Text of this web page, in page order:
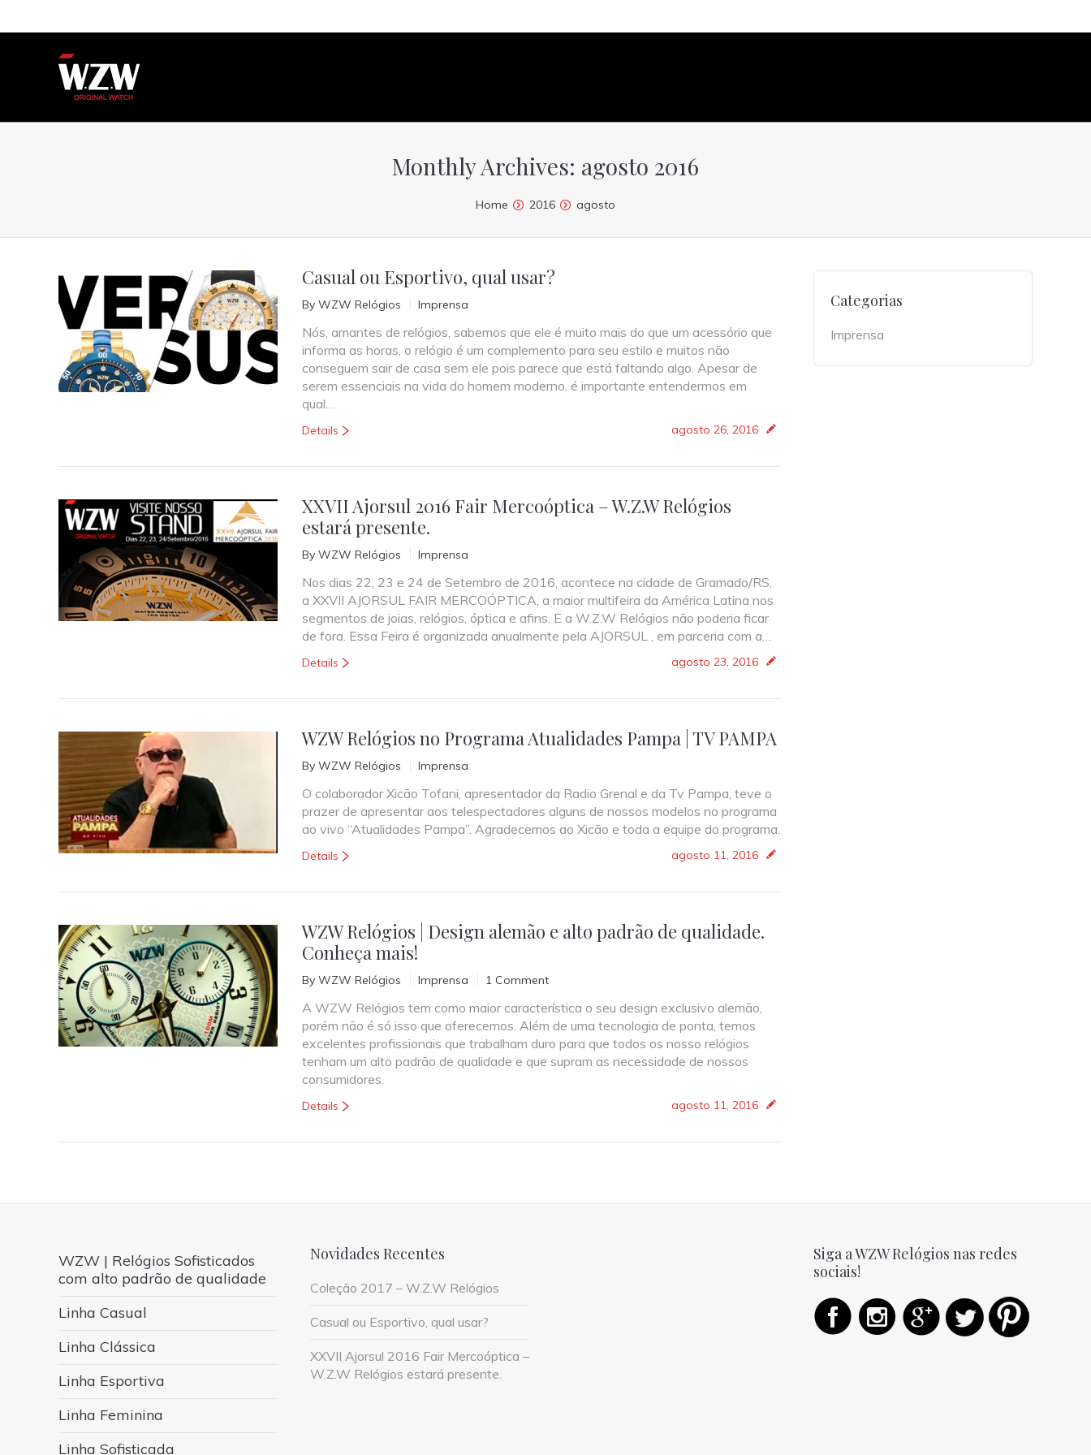
Monthly Archives: agosto 2016
Home 2016 agosto
Casual ou Esportivo, qual usar?
By WZW Relógios Imprensa
Nós, amantes de relógios, sabemos que ele é muito mais do que um acessório que
informa as horas, o relógio é um complemento para seu estilo e muitos não
conseguem sair de casa sem ele pois parece que está faltando algo. Apesar de
serem essenciais na vida do homem moderno, é importante entendermos em
qual…
agosto 26, 2016
Details
XXVII Ajorsul 2016 Fair Mercoóptica – W.Z.W Relógios
estará presente.
By WZW Relógios Imprensa
Nos dias 22, 23 e 24 de Setembro de 2016, acontece na cidade de Gramado/RS,
a XXVII AJORSUL FAIR MERCOÓPTICA, a maior multifeira da América Latina nos
segmentos de joias, relógios, óptica e afins. E a W.Z.W Relógios não poderia ficar
de fora. Essa Feira é organizada anualmente pela AJORSUL , em parceria com a…
agosto 23, 2016
Details
WZW Relógios no Programa Atualidades Pampa | TV PAMPA
By WZW Relógios Imprensa
O colaborador Xicão Tofani, apresentador da Radio Grenal e da Tv Pampa, teve o
prazer de apresentar aos telespectadores alguns de nossos modelos no programa
ao vivo “Atualidades Pampa”. Agradecemos ao Xicão e toda a equipe do programa.
agosto 11, 2016
Details
WZW Relógios | Design alemão e alto padrão de qualidade.
Conheça mais!
By WZW Relógios Imprensa 1 Comment
A WZW Relógios tem como maior característica o seu design exclusivo alemão,
porém não é só isso que oferecemos. Além de uma tecnologia de ponta, temos
excelentes profissionais que trabalham duro para que todos os nosso relógios
tenham um alto padrão de qualidade e que supram as necessidade de nossos
consumidores.
agosto 11, 2016
Details
Categorias
Imprensa
WZW | Relógios Sofisticados
com alto padrão de qualidade
Linha Casual
Linha Clássica
Linha Esportiva
Linha Feminina
Linha Sofisticada
Novidades Recentes
Coleção 2017 – W.Z.W Relógios
Casual ou Esportivo, qual usar?
XXVII Ajorsul 2016 Fair Mercoóptica –
W.Z.W Relógios estará presente.
Siga a WZW Relógios nas redes
sociais!